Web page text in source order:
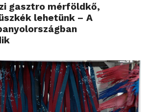
gasztro mérföldkő,
lehetünk – A